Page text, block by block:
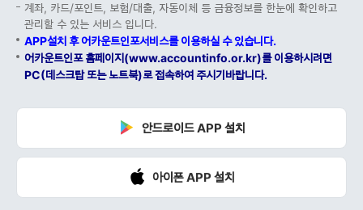
계좌, 카드/포인트, 보험/대출, 자동이체 등 금융정보를 한눈에 확인하고
관리할 수 있는 서비스 입니다.
APP설치 후 어카운트인포서비스를 이용하실 수 있습니다.
어카운트인포 홈페이지(www.accountinfo.or.kr)를 이용하시려면
PC(데스크탑 또는 노트북)로 접속하여 주시기바랍니다.
안드로이드 APP 설치
아이폰 APP 설치